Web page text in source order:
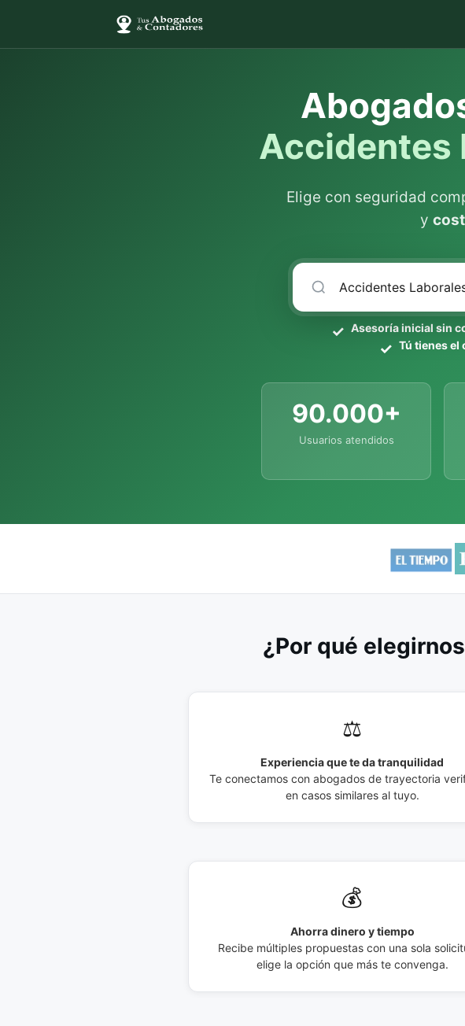
Accidentes
Elige con seguridad
y
Asesoría inicial sin
Tú tienes el
90.000+
Usuarios atendidos
¿Por qué
⚖️
Experiencia que te da tranquilidad
Te conectamos con abogados de trayectoria
en casos similares al tuyo.
💰
Ahorra dinero y tiempo
Recibe múltiples propuestas con una sola
elige la opción que más te convenga.